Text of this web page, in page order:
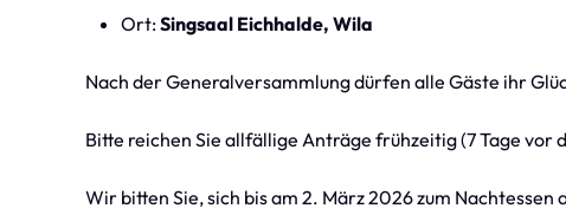
Ort:Singsaal Eichhalde, Wila
Nach der Generalversammlung dürfen alle Gäste ihr
Bitte reichen Sie allfällige Anträge frühzeitig (7 Tage vor
Wir bitten Sie, sich bis am 2. März 2026 zum Nachtessen